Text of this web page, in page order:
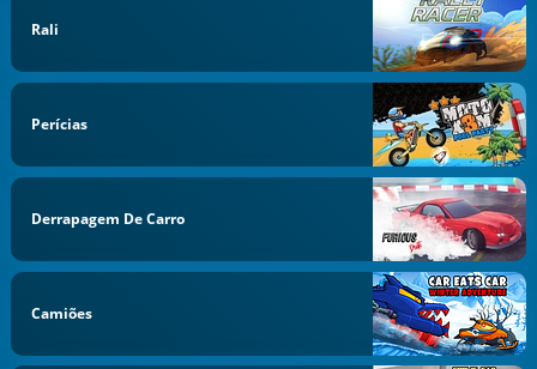
Rali
Perícias
Derrapagem De Carro
Camiões